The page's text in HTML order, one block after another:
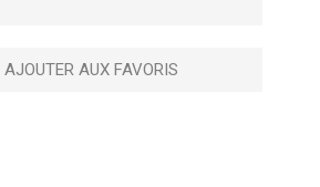
AJOUTER AUX FAVORIS